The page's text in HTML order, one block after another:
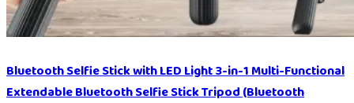
Bluetooth Selfie Stick with LED Light 3-in-1 Multi-Functional
Extendable Bluetooth Selfie Stick Tripod (Bluetooth